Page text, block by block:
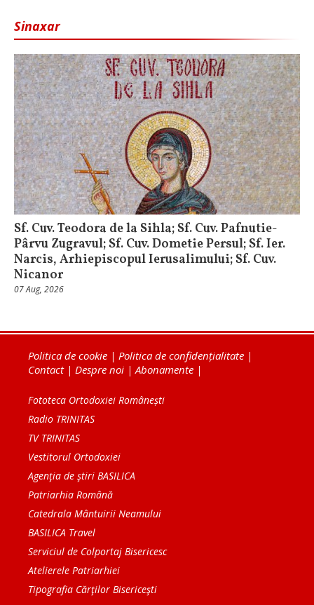
Sinaxar
Sf. Cuv. Teodora de la Sihla; Sf. Cuv. Pafnutie-
Pârvu Zugravul; Sf. Cuv. Dometie Persul; Sf. Ier.
Narcis, Arhiepiscopul Ierusalimului; Sf. Cuv.
Nicanor
07 Aug, 2026
Politica de cookie | Politica de confidențialitate |
Contact| Despre noi |Abonamente |
Fototeca Ortodoxiei Românești
Radio TRINITAS
TV TRINITAS
Vestitorul Ortodoxiei
Agenţia de ştiri BASILICA
Patriarhia Română
Catedrala Mântuirii Neamului
BASILICA Travel
Serviciul de Colportaj Bisericesc
Atelierele Patriarhiei
Tipografia Cărţilor Bisericeşti